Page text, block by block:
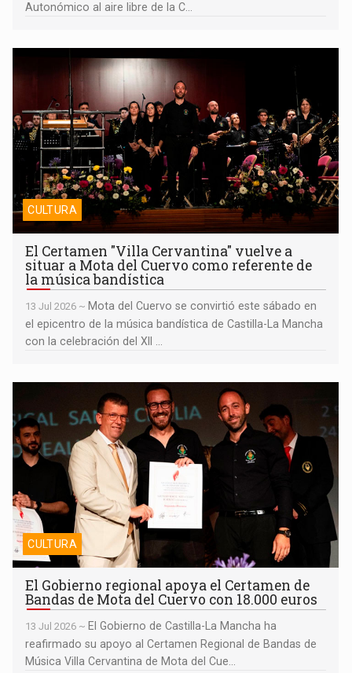
Autonómico al aire libre de la C...
El Certamen "Villa Cervantina" vuelve a situar a Mota del Cuervo
como referente de la música bandística
CULTURA
El Certamen "Villa Cervantina" vuelve a
situar a Mota del Cuervo como referente de
la música bandística
13 Jul 2026 ~ Mota del Cuervo se convirtió este sábado en
el epicentro de la música bandística de Castilla-La Mancha
con la celebración del XII ...
El Gobierno regional apoya el Certamen de Bandas de Mota del
Cuervo con 18.000 euros
CULTURA
El Gobierno regional apoya el Certamen de
Bandas de Mota del Cuervo con 18.000 euros
13 Jul 2026 ~ El Gobierno de Castilla-La Mancha ha
reafirmado su apoyo al Certamen Regional de Bandas de
Música Villa Cervantina de Mota del Cue...